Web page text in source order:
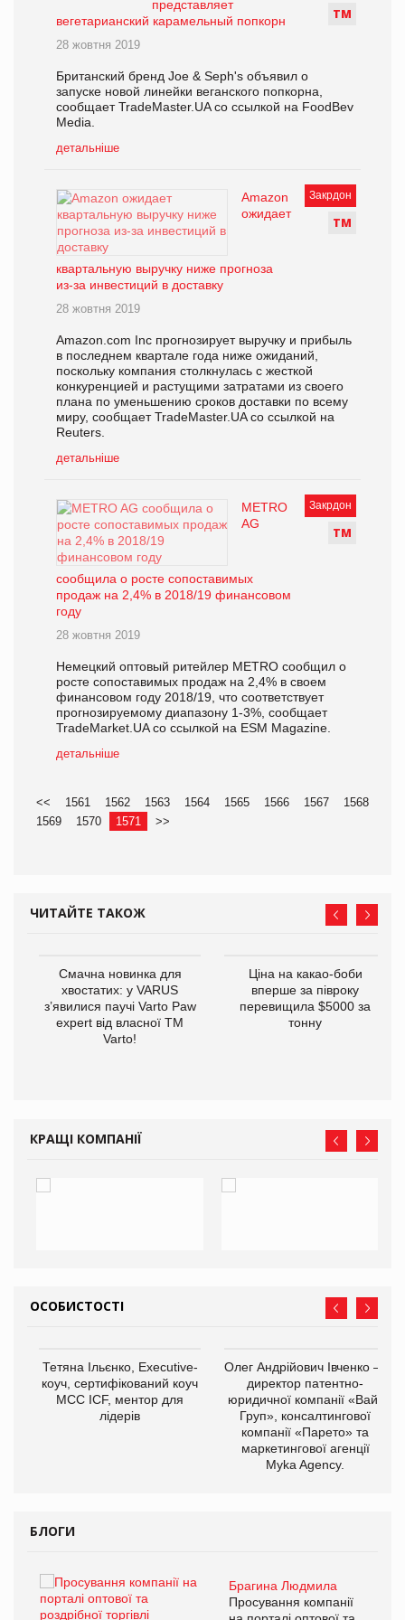
ТМ
представляет
вегетарианский карамельный попкорн
28 жовтня 2019
Британский бренд Joe & Seph's объявил о
запуске новой линейки веганского попкорна,
сообщает TradeMaster.UA со ссылкой на FoodBev
Media.
детальніше
Закрдон
ТМ
Amazon
ожидает
квартальную выручку ниже прогноза
из-за инвестиций в доставку
28 жовтня 2019
Amazon.com Inc прогнозирует выручку и прибыль
в последнем квартале года ниже ожиданий,
поскольку компания столкнулась с жесткой
конкуренцией и растущими затратами из своего
плана по уменьшению сроков доставки по всему
миру, сообщает TradeMaster.UA со ссылкой на
Reuters.
детальніше
Закрдон
ТМ
METRO
AG
сообщила о росте сопоставимых
продаж на 2,4% в 2018/19 финансовом
году
28 жовтня 2019
Немецкий оптовый ритейлер METRO сообщил о
росте сопоставимых продаж на 2,4% в своем
финансовом году 2018/19, что соответствует
прогнозируемому диапазону 1-3%, сообщает
TradeMarket.UA со ссылкой на ESM Magazine.
детальніше
<< 1561 1562 1563 1564 1565 1566 1567
1568
1569
1570 1571 >>
ЧИТАЙТЕ ТАКОЖ
Смачна новинка для
хвостатих: у VARUS
з’явилися паучі Varto Paw
expert від власної ТМ
Varto!
Ціна на какао-боби
вперше за півроку
перевищила $5000 за
тонну
КРАЩІ КОМПАНІЇ
ОСОБИСТОСТІ
Тетяна Ільєнко, Executive-
коуч, сертифікований коуч
МСС ICF, ментор для
лідерів
Олег Андрійович Івченко —
директор патентно-
юридичної компанії «Вайз
Груп», консалтингової
компанії «Парето» та
маркетингової агенції
Myka Agency.
БЛОГИ
Брагина Людмила
Просування компанії